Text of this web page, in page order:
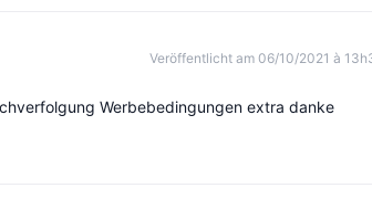
Veröffentlicht am 06/10/2021 à
Werbebedingungen extra danke